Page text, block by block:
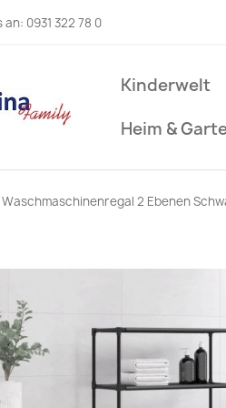
an: 0931 322 78 0
Kinderwelt
Heim &
Waschmaschinenregal 2 Ebenen